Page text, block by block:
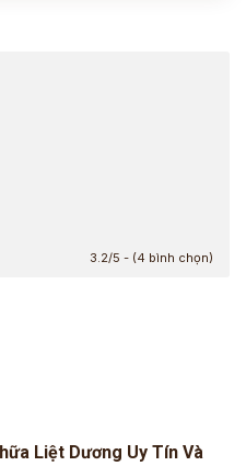
3.2/5 - (4 bình chọn)
Liệt Dương Uy Tín Và